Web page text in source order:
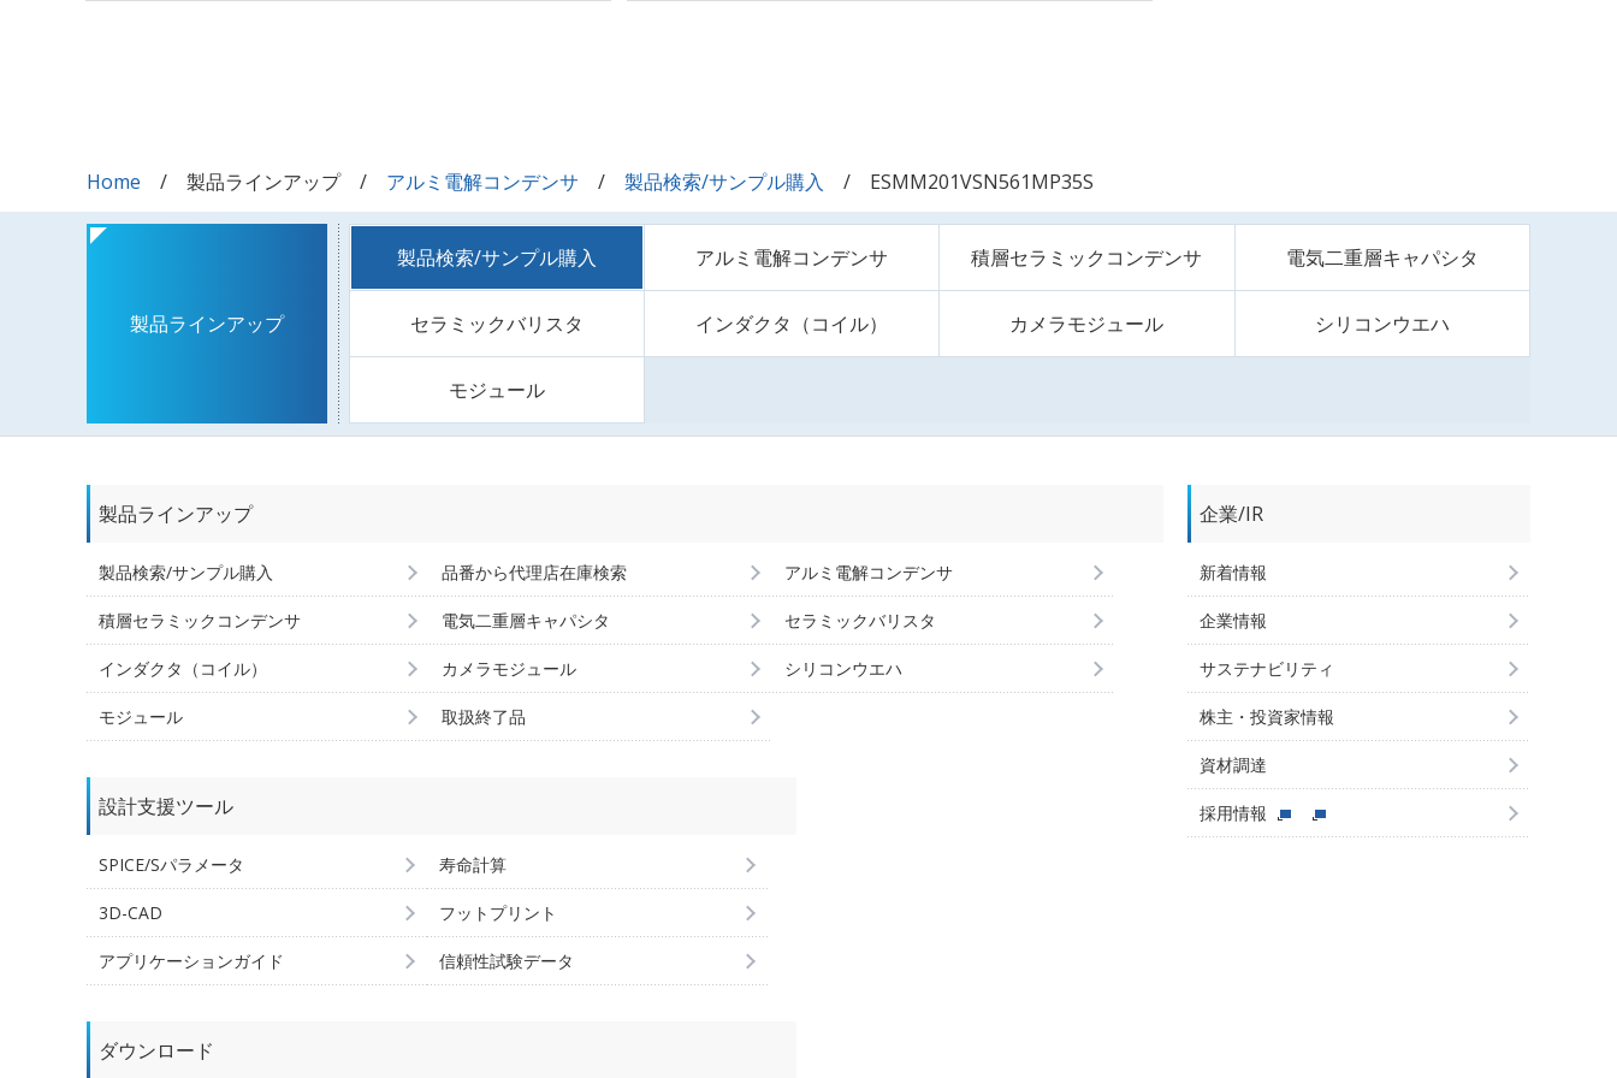
Home 製品ラインアップ アルミ電解コンデンサ 製品検索/サンプル購入 ESMM201VSN561MP35S
製品ラインアップ
製品検索/サンプル購入 アルミ電解コンデンサ 積層セラミックコンデンサ 電気二重層キャパシタ
セラミックバリスタ インダクタ（コイル） カメラモジュール シリコンウエハ
モジュール
製品ラインアップ
製品検索/サンプル購入 品番から代理店在庫検索 アルミ電解コンデンサ
積層セラミックコンデンサ 電気二重層キャパシタ セラミックバリスタ
インダクタ（コイル） カメラモジュール シリコンウエハ
モジュール 取扱終了品
設計支援ツール
SPICE/Sパラメータ 寿命計算
3D-CAD フットプリント
アプリケーションガイド 信頼性試験データ
ダウンロード
企業/IR
新着情報
企業情報
サステナビリティ
株主・投資家情報
資材調達
採用情報